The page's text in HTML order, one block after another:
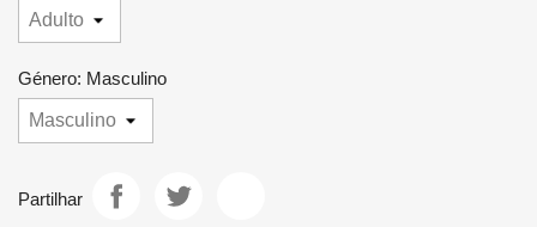
Género: Masculino
Partilhar